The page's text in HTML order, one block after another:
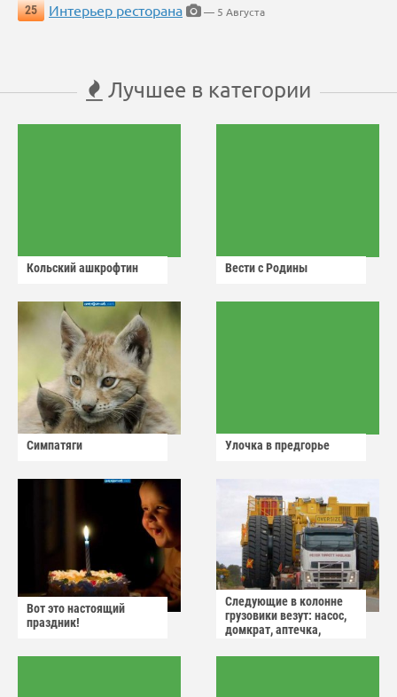
25
Интерьер ресторана — 5 Августа
Лучшее в категории
Кольский ашкрофтин Вести с Родины
Симпатяги Улочка в предгорье
Вот это настоящий
праздник!
Следующие в колонне
грузовики везут: насос,
домкрат, аптечка,